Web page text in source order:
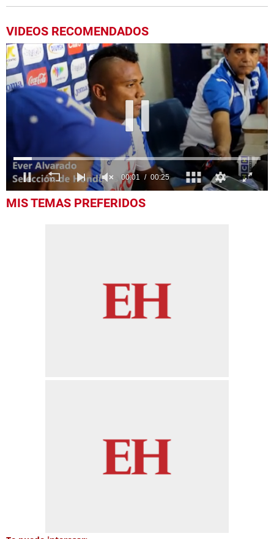
VIDEOS RECOMENDADOS
seconds
MIS TEMAS PREFERIDOS